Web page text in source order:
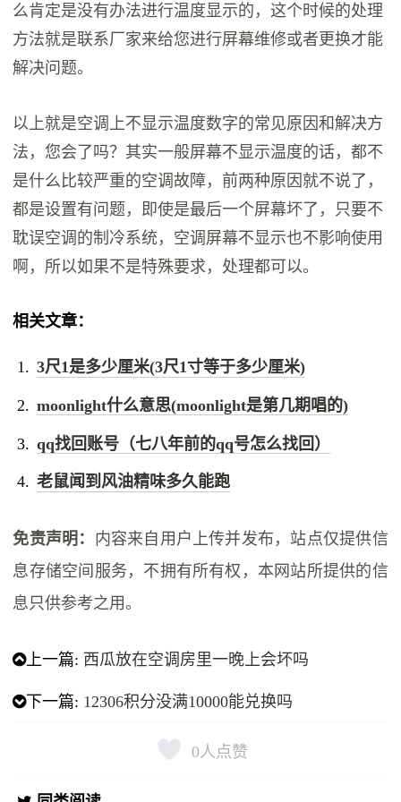
么肯定是没有办法进行温度显示的，这个时候的处理
方法就是联系厂家来给您进行屏幕维修或者更换才能
解决问题。
以上就是空调上不显示温度数字的常见原因和解决方
法，您会了吗？其实一般屏幕不显示温度的话，都不
是什么比较严重的空调故障，前两种原因就不说了，
都是设置有问题，即使是最后一个屏幕坏了，只要不
耽误空调的制冷系统，空调屏幕不显示也不影响使用
啊，所以如果不是特殊要求，处理都可以。
相关文章：
3尺1是多少厘米(3尺1寸等于多少厘米)
moonlight什么意思(moonlight是第几期唱的)
qq找回账号（七八年前的qq号怎么找回）
老鼠闻到风油精味多久能跑
免责声明： 内容来自用户上传并发布，站点仅提供信
息存储空间服务，不拥有所有权，本网站所提供的信
息只供参考之用。
上一篇: 西瓜放在空调房里一晚上会坏吗
下一篇: 12306积分没满10000能兑换吗
0 人点赞